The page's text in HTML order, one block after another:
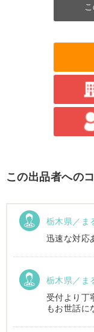
この出品者への
栃木県／ま
迅速な対応
栃木県／ま
受付より丁
もお世話に